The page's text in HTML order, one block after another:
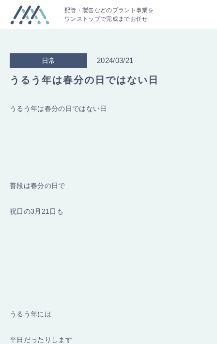
配管・製缶などのプラント事業を
ワンストップで完成までお任せ
日常 2024/03/21
うるう年は春分の日ではない日
うるう年は春分の日ではない日
普段は春分の日で
祝日の3月21日も
うるう年には
平日だったりします